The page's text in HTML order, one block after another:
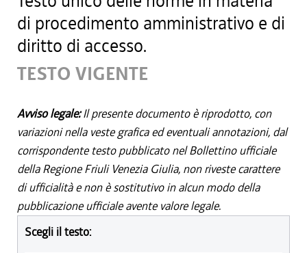
di procedimento amministrativo e di
diritto di accesso.
TESTO VIGENTE
Avviso legale:Il presente documento è riprodotto, con
variazioni nella veste grafica ed eventuali annotazioni, dal
corrispondente testo pubblicato nel Bollettino ufficiale
della Regione Friuli Venezia Giulia, non riveste carattere
di ufficialità e non è sostitutivo in alcun modo della
pubblicazione ufficiale avente valore legale.
Scegli il testo: